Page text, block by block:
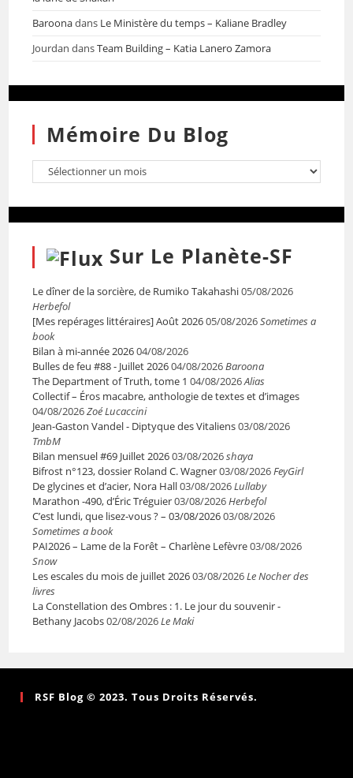
Baroonadans Le Ministère du temps – Kaliane Bradley
Jourdan dansTeam Building – Katia Lanero Zamora
Mémoire Du Blog
Sur Le Planète-SF
Le dîner de la sorcière, de Rumiko Takahashi05/08/2026
Herbefol
[Mes repérages littéraires] Août 202605/08/2026Sometimes a
book
Bilan à mi-année 202604/08/2026
Bulles de feu #88 - Juillet 202604/08/2026Baroona
The Department of Truth, tome 1 04/08/2026Alias
Collectif – Éros macabre, anthologie de textes et d’images
04/08/2026Zoé Lucaccini
Jean-Gaston Vandel - Diptyque des Vitaliens03/08/2026
TmbM
Bilan mensuel #69 Juillet 202603/08/2026shaya
Bifrost n°123, dossier Roland C. Wagner03/08/2026FeyGirl
De glycines et d’acier, Nora Hall03/08/2026Lullaby
Marathon -490, d’Éric Tréguier03/08/2026Herbefol
C’est lundi, que lisez-vous ? – 03/08/202603/08/2026
Sometimes a book
PAI2026 – Lame de la Forêt – Charlène Lefèvre03/08/2026
Snow
Les escales du mois de juillet 202603/08/2026Le Nocher des
livres
La Constellation des Ombres : 1. Le jour du souvenir -
Bethany Jacobs02/08/2026Le Maki
RSF Blog © 2023. Tous Droits Réservés.